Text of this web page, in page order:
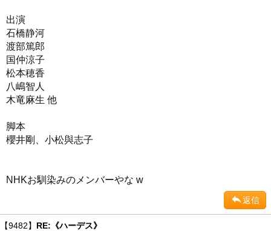
出演
石橋静河
渡部篤郎
国仲涼子
松本穂香
八嶋智人
木竜麻生 他
脚本
櫻井剛、小松與志子
NHKお馴染みのメンバーやな w
返信
【9482】 RE:《ハーデス》